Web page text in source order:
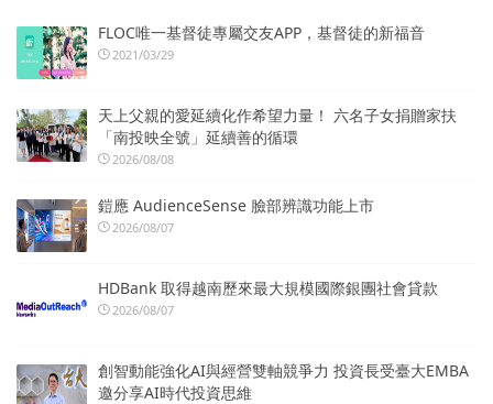
FLOC唯一基督徒專屬交友APP，基督徒的新福音
2021/03/29
天上父親的愛延續化作希望力量！ 六名子女捐贈家扶
「南投映全號」延續善的循環
2026/08/08
鎧應 AudienceSense 臉部辨識功能上市
2026/08/07
HDBank 取得越南歷來最大規模國際銀團社會貸款
2026/08/07
創智動能強化AI與經營雙軸競爭力 投資長受臺大EMBA
邀分享AI時代投資思維